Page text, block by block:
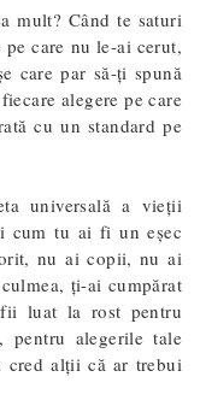
mult? Când te saturi
care nu le-ai cerut,
care par să-ți spună
alegere pe care
cu un standard pe
universală a vieții
cum tu ai fi un eșec
nu ai copii, nu ai
ți-ai cumpărat
luat la rost pentru
alegerile tale
cred alții că ar trebui